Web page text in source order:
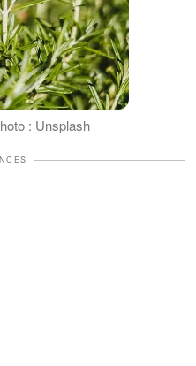
: Unsplash